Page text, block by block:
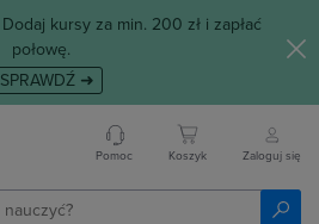
Dodaj kursy za min. 200 zł i zapłać
połowę.
SPRAWDŹ ➜
Pomoc Koszyk Zaloguj się